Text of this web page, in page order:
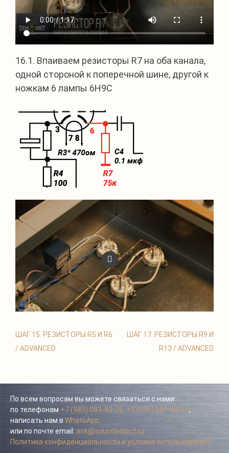
16.1. Впаиваем резисторы R7 на оба канала,
одной стороной к поперечной шине, другой к
ножкам 6 лампы 6Н9С
ШАГ 15. РЕЗИСТОРЫ R5 И R6
/ ADVANCED
ШАГ 17. РЕЗИСТОРЫ R9 И
R13 / ADVANCED
По всем вопросам вы можете связаться с нами:
по телефонам +7 (985) 083-92-25, +7 (926) 581-44-14,
написать нам в WhatsApp,
или по почте email: ask@soundaddict.ru
Политика конфиденциальности и условия использования